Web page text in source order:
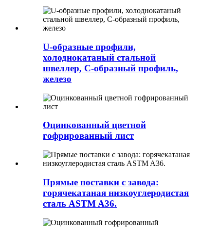
U-образные профили,
холоднокатаный стальной
швеллер, С-образный профиль,
железо
Оцинкованный цветной
гофрированный лист
Прямые поставки с завода:
горячекатаная низкоуглеродистая
сталь ASTM A36.